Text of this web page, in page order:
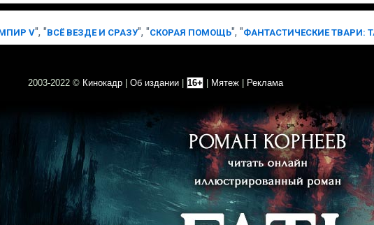
V", "ВСЁ ВЕЗДЕ И СРАЗУ", "СКОРАЯ ПОМОЩЬ", "ФАНТАСТИЧЕСКИЕ ТВАРИ:
2003-2022 © Кинокадр Об издании 16+ Мятеж Реклама